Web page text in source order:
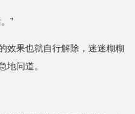
”
效果也就自行解除，迷迷糊糊
地问道。